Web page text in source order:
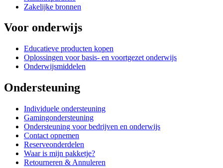
Zakelijke bronnen
Voor onderwijs
Educatieve producten kopen
Oplossingen voor basis- en voortgezet onderwijs
Onderwijsmiddelen
Ondersteuning
Individuele ondersteuning
Gamingondersteuning
Ondersteuning voor bedrijven en onderwijs
Contact opnemen
Reserveonderdelen
Waar is mijn pakketje?
Retourneren & Annuleren